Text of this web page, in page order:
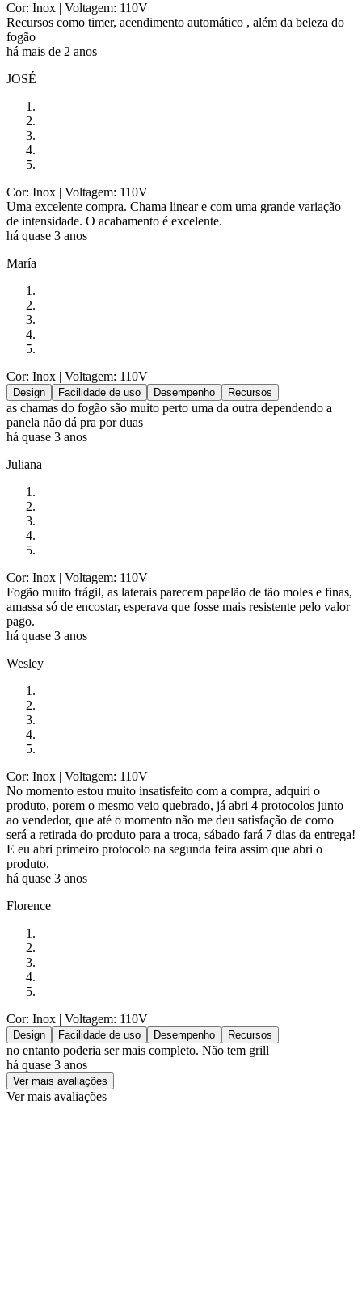
Cor: Inox | Voltagem: 110V
Recursos como timer, acendimento automático , além da beleza do
fogão
há mais de 2 anos
JOSÉ
Cor: Inox | Voltagem: 110V
Uma excelente compra. Chama linear e com uma grande variação
de intensidade. O acabamento é excelente.
há quase 3 anos
María
Cor: Inox | Voltagem: 110V
Design Facilidade de uso Desempenho Recursos
as chamas do fogão são muito perto uma da outra dependendo a
panela não dá pra por duas
há quase 3 anos
Juliana
Cor: Inox | Voltagem: 110V
Fogão muito frágil, as laterais parecem papelão de tão moles e finas,
amassa só de encostar, esperava que fosse mais resistente pelo valor
pago.
há quase 3 anos
Wesley
Cor: Inox | Voltagem: 110V
No momento estou muito insatisfeito com a compra, adquiri o
produto, porem o mesmo veio quebrado, já abri 4 protocolos junto
ao vendedor, que até o momento não me deu satisfação de como
será a retirada do produto para a troca, sábado fará 7 dias da entrega!
E eu abri primeiro protocolo na segunda feira assim que abri o
produto.
há quase 3 anos
Florence
Cor: Inox | Voltagem: 110V
Design Facilidade de uso Desempenho Recursos
no entanto poderia ser mais completo. Não tem grill
há quase 3 anos
Ver mais avaliações
Ver mais avaliações